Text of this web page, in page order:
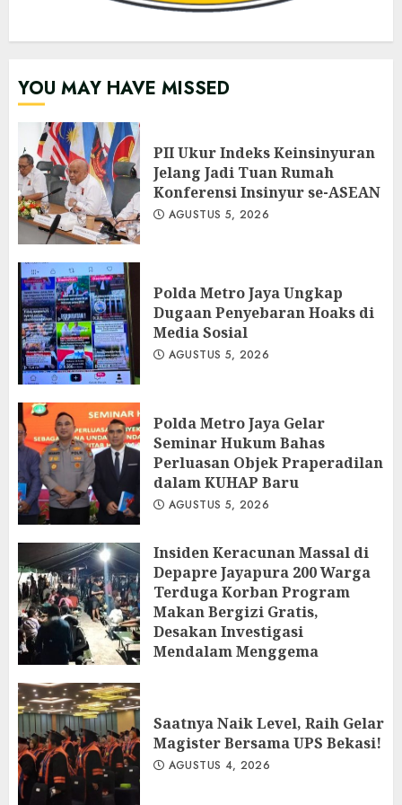
YOU MAY HAVE MISSED
PII Ukur Indeks Keinsinyuran
Jelang Jadi Tuan Rumah
Konferensi Insinyur se-ASEAN
AGUSTUS 5, 2026
Polda Metro Jaya Ungkap
Dugaan Penyebaran Hoaks di
Media Sosial
AGUSTUS 5, 2026
Polda Metro Jaya Gelar
Seminar Hukum Bahas
Perluasan Objek Praperadilan
dalam KUHAP Baru
AGUSTUS 5, 2026
Insiden Keracunan Massal di
Depapre Jayapura 200 Warga
Terduga Korban Program
Makan Bergizi Gratis,
Desakan Investigasi
Mendalam Menggema
Saatnya Naik Level, Raih Gelar
Magister Bersama UPS Bekasi!
AGUSTUS 4, 2026